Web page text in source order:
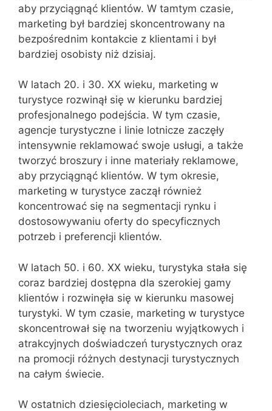
aby przyciągnąć klientów. W tamtym czasie,
marketing był bardziej skoncentrowany na
bezpośrednim kontakcie z klientami i był
bardziej osobisty niż dzisiaj.
W latach 20. i 30. XX wieku, marketing w
turystyce rozwinął się w kierunku bardziej
profesjonalnego podejścia. W tym czasie,
agencje turystyczne i linie lotnicze zaczęły
intensywnie reklamować swoje usługi, a także
tworzyć broszury i inne materiały reklamowe,
aby przyciągnąć klientów. W tym okresie,
marketing w turystyce zaczął również
koncentrować się na segmentacji rynku i
dostosowywaniu oferty do specyficznych
potrzeb i preferencji klientów.
W latach 50. i 60. XX wieku, turystyka stała się
coraz bardziej dostępna dla szerokiej gamy
klientów i rozwinęła się w kierunku masowej
turystyki. W tym czasie, marketing w turystyce
skoncentrował się na tworzeniu wyjątkowych i
atrakcyjnych doświadczeń turystycznych oraz
na promocji różnych destynacji turystycznych
na całym świecie.
W ostatnich dziesięcioleciach, marketing w